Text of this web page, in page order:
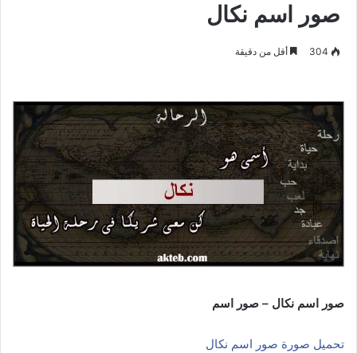
صور اسم نكال
304 أقل من دقيقة
صور اسم نكال – صور اسم
تحميل صورة صور اسم نكال